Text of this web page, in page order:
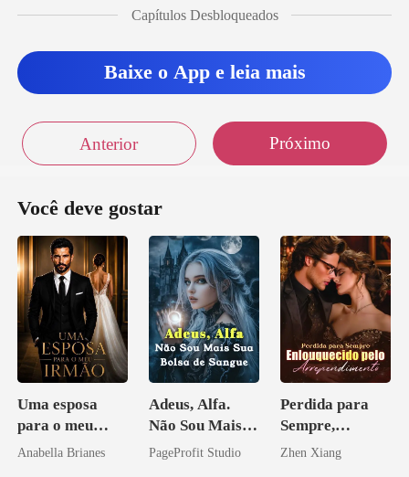
Capítulos Desbloqueados
Baixe o App e leia mais
Anterior Próximo
Você deve gostar
Uma esposa
para o meu
irmão
Anabella Brianes
Adeus, Alfa.
Não Sou Mais
Sua Bolsa de
PageProfit Studio
Perdida para
Sempre,
Enlouquecido
Zhen Xiang